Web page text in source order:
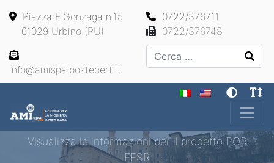
Piazza E.Gonzaga n.15
61029 Urbino (PU)
0722/376711
0722/376748
info@amispa.postecert.it
Cerca
Main Navigation
Visualizza le informazioni per il progetto POR
FESR